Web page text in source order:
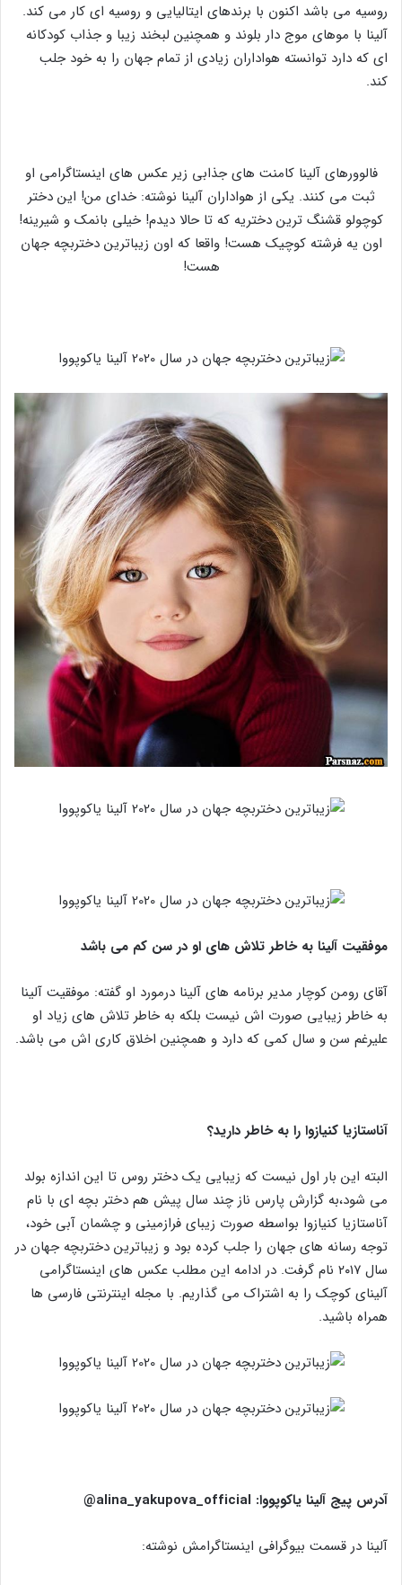
روسیه می باشد اکنون با برندهای ایتالیایی و روسیه ای کار می کند.
آلینا با موهای موج دار بلوند و همچنین لبخند زیبا و جذاب کودکانه
ای که دارد توانسته هواداران زیادی از تمام جهان را به خود جلب
کند.
فالوورهای آلینا کامنت های جذابی زیر عکس های اینستاگرامی او
ثبت می کنند. یکی از هواداران آلینا نوشته: خدای من! این دختر
کوچولو قشنگ ترین دختریه که تا حالا دیدم! خیلی بانمک و شیرینه!
اون یه فرشته کوچیک هست! واقعا که اون زیباترین دختربچه جهان
هست!
موفقیت آلینا به خاطر تلاش های او در سن کم می باشد
آقای رومن کوچار مدیر برنامه های آلینا درمورد او گفته: موفقیت آلینا
به خاطر زیبایی صورت اش نیست بلکه به خاطر تلاش های زیاد او
علیرغم سن و سال کمی که دارد و همچنین اخلاق کاری اش می باشد.
آناستازیا کنیازوا را به خاطر دارید؟
البته این بار اول نیست که زیبایی یک دختر روس تا این اندازه بولد
می شود،به گزارش پارس ناز چند سال پیش هم دختر بچه ای با نام
آناستازیا کنیازوا بواسطه صورت زیبای فرازمینی و چشمان آبی خود،
توجه رسانه های جهان را جلب کرده بود و زیباترین دختربچه جهان در
سال ۲۰۱۷ نام گرفت. در ادامه این مطلب عکس های اینستاگرامی
آلینای کوچک را به اشتراک می گذاریم. با مجله اینترنتی فارسی ها
همراه باشید.
آدرس پیج آلینا یاکوپووا: alina_yakupova_official@
آلینا در قسمت بیوگرافی اینستاگرامش نوشته: